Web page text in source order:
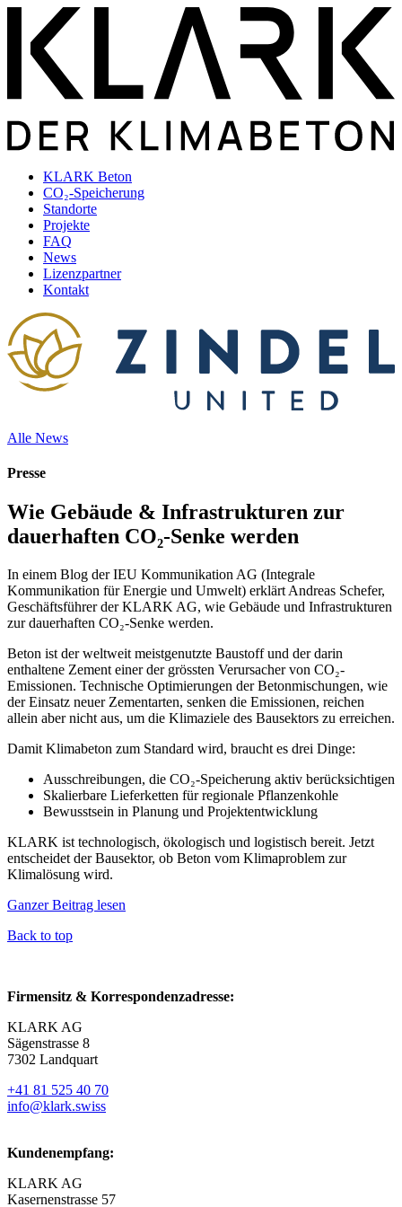
KLARK Beton
CO₂-Speicherung
Standorte
Projekte
FAQ
News
Lizenzpartner
Kontakt
Alle News
Presse
Wie Gebäude & Infrastrukturen zur
dauerhaften CO₂-Senke werden
In einem Blog der IEU Kommunikation AG (Integrale
Kommunikation für Energie und Umwelt) erklärt Andreas Schefer,
Geschäftsführer der KLARK AG, wie Gebäude und Infrastrukturen
zur dauerhaften CO₂-Senke werden.
Beton ist der weltweit meistgenutzte Baustoff und der darin
enthaltene Zement einer der grössten Verursacher von CO₂-
Emissionen. Technische Optimierungen der Betonmischungen, wie
der Einsatz neuer Zementarten, senken die Emissionen, reichen
allein aber nicht aus, um die Klimaziele des Bausektors zu erreichen.
Damit Klimabeton zum Standard wird, braucht es drei Dinge:
Ausschreibungen, die CO₂-Speicherung aktiv berücksichtigen
Skalierbare Lieferketten für regionale Pflanzenkohle
Bewusstsein in Planung und Projektentwicklung
KLARK ist technologisch, ökologisch und logistisch bereit. Jetzt
entscheidet der Bausektor, ob Beton vom Klimaproblem zur
Klimalösung wird.
Ganzer Beitrag lesen
Back to top
Firmensitz & Korrespondenzadresse:
KLARK AG
Sägenstrasse 8
7302 Landquart
+41 81 525 40 70
info@klark.swiss
Kundenempfang:
KLARK AG
Kasernenstrasse 57